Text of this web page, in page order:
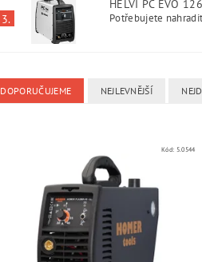
3.
HELVI PC EVO 126
Potřebujete
DOPORUČUJEME NEJLEVNĚJŠÍ
Kód: 5.0544